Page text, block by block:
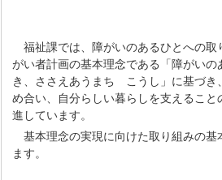
福祉課では、障がいのあるひとへの取
がい者計画の基本理念である「障がいの
き、ささえあうまち こうし」に基づき
め合い、自分らしい暮らしを支えること
進しています。
基本理念の実現に向けた取り組みの基
ます。